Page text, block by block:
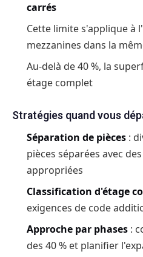
carrés
Cette limite s'applique à l'
mezzanines dans la
Au-delà de 40 %, la
étage complet
Stratégies quand vous
Séparation de pièces :
pièces séparées avec
appropriées
Classification d'étage
exigences de code
Approche par phases :
des 40 % et planifier